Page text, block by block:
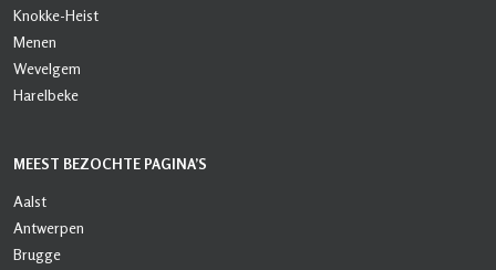
Knokke-Heist
Menen
Wevelgem
Harelbeke
MEEST BEZOCHTE PAGINA’S
Aalst
Antwerpen
Brugge